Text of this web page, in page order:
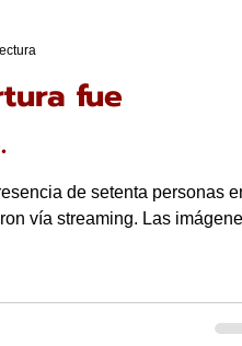
fue
de setenta personas
vía streaming. Las